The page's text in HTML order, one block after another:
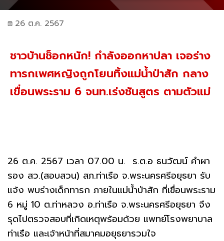
26 ต.ค. 2567
ชาวบ้านช็อกหนัก! กำลังออกหาปลา เจอร่าง
ทารกเพศหญิงถูกโยนทิ้งแม่น้ำป่าสัก กลาง
เขื่อนพระราม 6 จนท.เร่งชันสูตร ตามตัวแม่
26 ต.ค. 2567 เวลา 07.00 น. ร.ต.อ ธนวัฒน์ คำผา
รอง สว.(สอบสวน) สภ.ท่าเรือ จ.พระนครศรีอยุธยา รับ
แจ้ง พบร่างเด็กทารก ภายในแม่น้ำป่าสัก ที่เขื่อนพระราม
6 หมู่ 10 ต.ท่าหลวง อ.ท่าเรือ จ.พระนครศรีอยุธยา จึง
รุดไปตรวจสอบที่เกิดเหตุพร้อมด้วย แพทย์โรงพยาบาล
ท่าเรือ และเจ้าหน้าที่สมาคมอยุธยารวมใจ